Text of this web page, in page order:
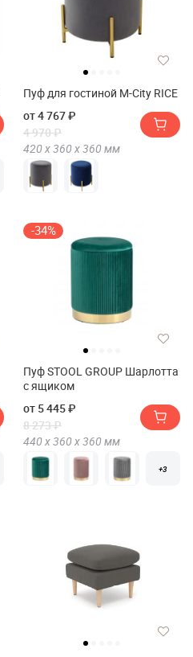
Пуф для гостиной М-City RICE
от 4 767 ₽
4 970 ₽
420 х360 х360 мм
-34%
Пуф STOOL GROUP Шарлотта
с ящиком
от 5 445 ₽
8 273 ₽
440 х360 х360 мм
+3